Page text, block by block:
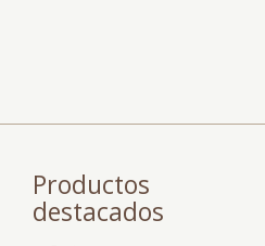
Productos
destacados